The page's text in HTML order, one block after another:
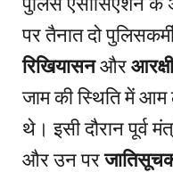
पर तैनात दो
रिखियासनऔर
जाम की स्थिति में आम
थे। इसी दौरान पूर्व
और उन पर